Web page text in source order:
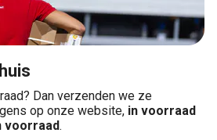
Dan verzenden we ze
op onze website, in voorraad
voorraad.